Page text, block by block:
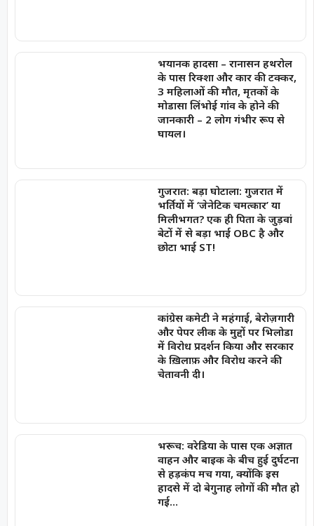
भयानक हादसा – रानासन हथरोल
के पास रिक्शा और कार की टक्कर,
3 महिलाओं की मौत, मृतकों के
मोडासा लिंभोई गांव के होने की
जानकारी – 2 लोग गंभीर रूप से
घायल।
गुजरात: बड़ा घोटाला: गुजरात में
भर्तियों में ‘जेनेटिक चमत्कार’ या
मिलीभगत? एक ही पिता के जुड़वां
बेटों में से बड़ा भाई OBC है और
छोटा भाई ST!
कांग्रेस कमेटी ने महंगाई, बेरोज़गारी
और पेपर लीक के मुद्दों पर भिलोडा
में विरोध प्रदर्शन किया और सरकार
के ख़िलाफ़ और विरोध करने की
चेतावनी दी।
भरूच: वरेडिया के पास एक अज्ञात
वाहन और बाइक के बीच हुई दुर्घटना
से हड़कंप मच गया, क्योंकि इस
हादसे में दो बेगुनाह लोगों की मौत हो
गई…